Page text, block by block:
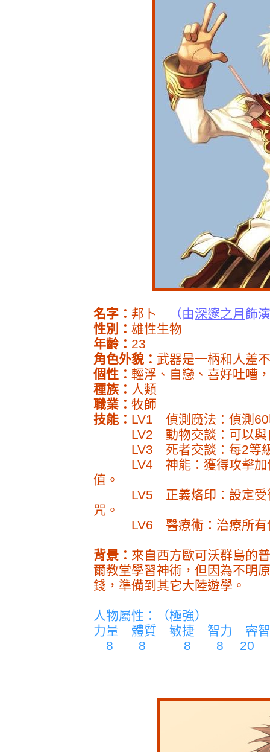
名字： 邦卜 （由深邃之月 飾
性別： 雄性生物
年齡： 23
角色外貌： 武器是一柄和人差
個性： 輕浮、自戀、喜好吐嘈
種族： 人類
職業： 牧師
技能： LV1 偵測魔法：偵測
LV2 動物交談：可以與
LV3 死者交談：每2等級
LV4 神能：獲得攻擊加值
值。
LV5 正義烙印：設定受術
咒。
LV6 醫療術：治療所有傷
背景： 來自西方歐可沃群島的
爾教堂學習神術，但因為不明
錢，準備到其它大陸遊學。
人物屬性：（極強）
力量 體質 敏捷 智力 睿
8 8 8 8 20